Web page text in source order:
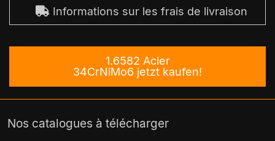
Informations sur les frais de livraison
1.6582 Acier
34CrNiMo6 jetzt kaufen!
Nos catalogues à télécharger